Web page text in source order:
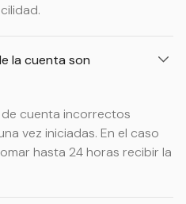
la cuenta son
cuenta incorrectos
vez iniciadas. En el caso
hasta 24 horas recibir la